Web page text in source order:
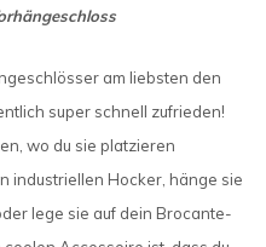
am liebsten den
super schnell zufrieden!
wo du sie platzieren
industriellen Hocker, hänge sie
lege sie auf dein Brocante-